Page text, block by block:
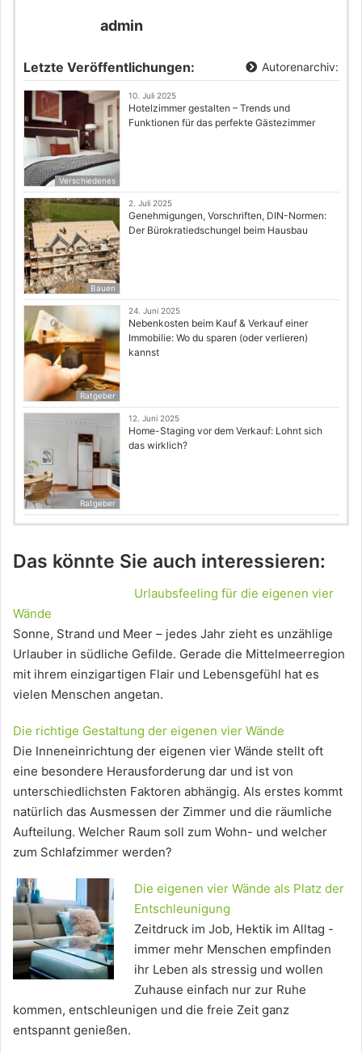
admin
Letzte Veröffentlichungen: Autorenarchiv:
Verschiedenes
10. Juli 2025
Hotelzimmer gestalten – Trends und
Funktionen für das perfekte Gästezimmer
Bauen
2. Juli 2025
Genehmigungen, Vorschriften, DIN-Normen:
Der Bürokratiedschungel beim Hausbau
Ratgeber
24. Juni 2025
Nebenkosten beim Kauf & Verkauf einer
Immobilie: Wo du sparen (oder verlieren)
kannst
Ratgeber
12. Juni 2025
Home-Staging vor dem Verkauf: Lohnt sich
das wirklich?
Das könnte Sie auch interessieren:
Urlaubsfeeling für die eigenen vier
Wände
Sonne, Strand und Meer – jedes Jahr zieht es unzählige
Urlauber in südliche Gefilde. Gerade die Mittelmeerregion
mit ihrem einzigartigen Flair und Lebensgefühl hat es
vielen Menschen angetan.
Die richtige Gestaltung der eigenen vier Wände
Die Inneneinrichtung der eigenen vier Wände stellt oft
eine besondere Herausforderung dar und ist von
unterschiedlichsten Faktoren abhängig. Als erstes kommt
natürlich das Ausmessen der Zimmer und die räumliche
Aufteilung. Welcher Raum soll zum Wohn- und welcher
zum Schlafzimmer werden?
Die eigenen vier Wände als Platz der
Entschleunigung
Zeitdruck im Job, Hektik im Alltag -
immer mehr Menschen empfinden
ihr Leben als stressig und wollen
Zuhause einfach nur zur Ruhe
kommen, entschleunigen und die freie Zeit ganz
entspannt genießen.